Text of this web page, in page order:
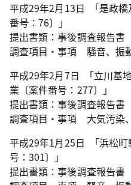
平成29年2月13日 ｢是政橋
番号：76〕」
提出書類：事後調査報告
調査項目・事項 騒音、振
平成29年2月7日 ｢立川基
業〔案件番号：277〕」
提出書類：事後調査報告
調査項目・事項 大気汚染
平成29年1月25日 ｢浜松町
号：301〕」
提出書類：事後調査報告